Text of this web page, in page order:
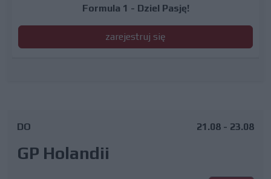
Formula 1 - Dziel Pasję!
zarejestruj się
DO
GP Holandii
21.08 - 23.08